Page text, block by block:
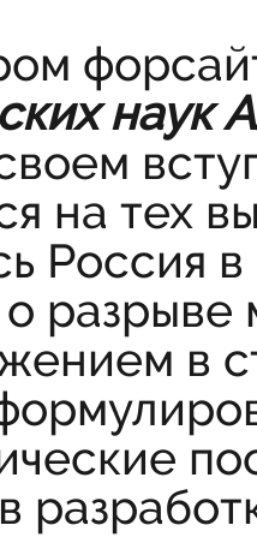
наук
на тех
Россия
о
в